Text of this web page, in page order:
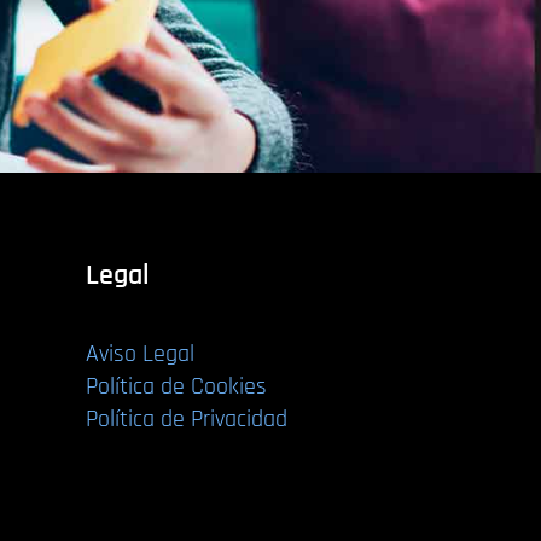
Legal
Aviso Legal
Política de Cookies
Política de Privacidad